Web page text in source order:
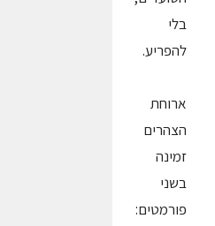
בלי
להפריע.
ארוחת
הצהרים
זמינה
בשני
פורמטים: